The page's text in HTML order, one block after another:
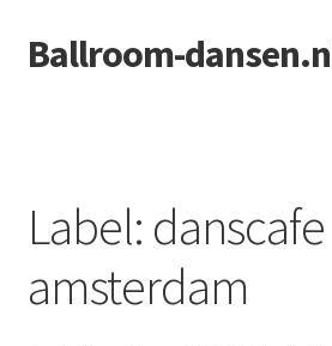
Ga
door
Ga
naar
Ballroom-
Label: danscafe
amsterdam